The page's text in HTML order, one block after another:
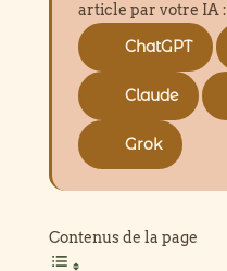
article par votre IA :
ChatGPT
Claude
Grok
Contenus de la page